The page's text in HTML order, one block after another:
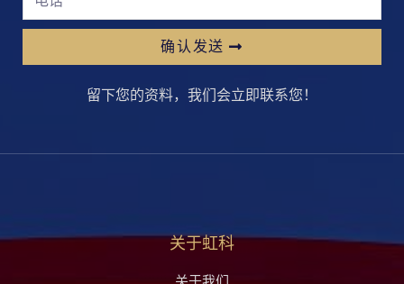
确认发送
留下您的资料，我们会立即联系您！
关于虹科